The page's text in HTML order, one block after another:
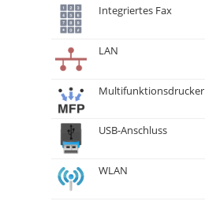
Integriertes Fax
LAN
Multifunktionsdrucker
USB-Anschluss
WLAN